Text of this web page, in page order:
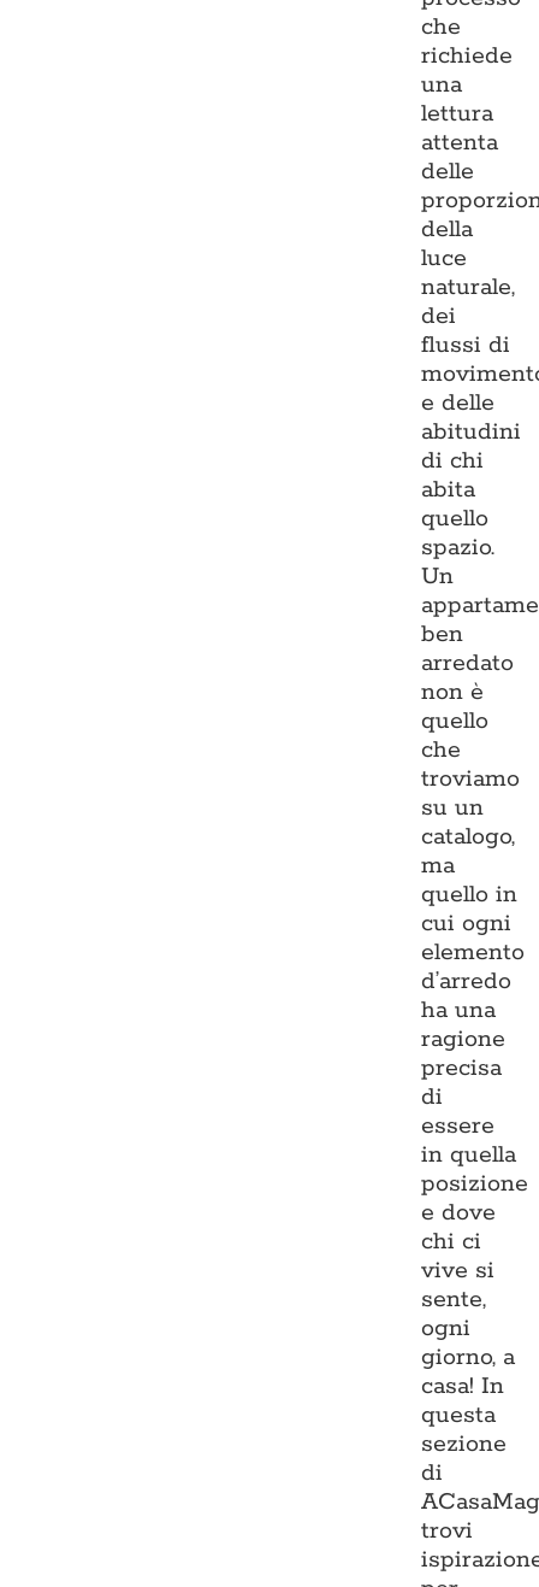
che
richiede
una
lettura
attenta
delle
della
luce
naturale,
dei
flussi di
e delle
abitudini
di chi
abita
quello
spazio.
Un
ben
arredato
non è
quello
che
troviamo
su un
catalogo,
ma
quello in
cui ogni
elemento
d’arredo
ha una
ragione
precisa
di
essere
in quella
posizione
e dove
chi ci
vive si
sente,
ogni
giorno, a
casa! In
questa
sezione
di
trovi